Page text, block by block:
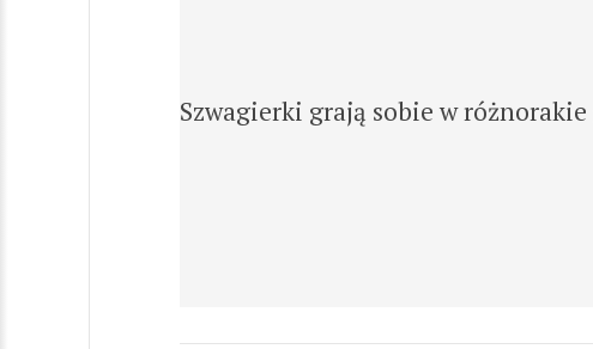
Szwagierki grają sobie w